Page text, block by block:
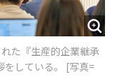
た『生産的企業継承
をしている。 [写真=